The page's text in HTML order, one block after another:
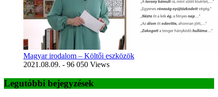
Magyar irodalom – Költői eszközök
2021.08.09. - 96 050 Views
Legutóbbi bejegyzések